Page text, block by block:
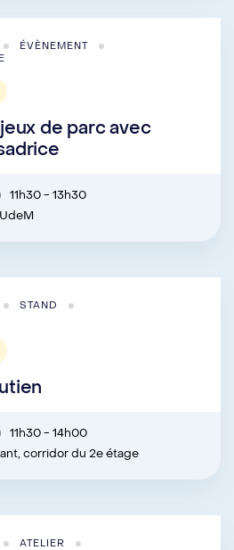
ÉVÈNEMENT
de parc avec
11h30 - 13h30
STAND
11h30 - 14h00
corridor du 2e étage
ATELIER